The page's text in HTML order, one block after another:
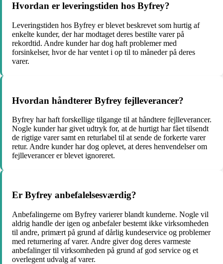
Hvordan er leveringstiden hos Byfrey?
Leveringstiden hos Byfrey er blevet beskrevet som hurtig af
enkelte kunder, der har modtaget deres bestilte varer på
rekordtid. Andre kunder har dog haft problemer med
forsinkelser, hvor de har ventet i op til to måneder på deres
varer.
Hvordan håndterer Byfrey fejlleverancer?
Byfrey har haft forskellige tilgange til at håndtere fejlleverancer.
Nogle kunder har givet udtryk for, at de hurtigt har fået tilsendt
de rigtige varer samt en returlabel til at sende de forkerte varer
retur. Andre kunder har dog oplevet, at deres henvendelser om
fejlleverancer er blevet ignoreret.
Er Byfrey anbefalelsesværdig?
Anbefalingerne om Byfrey varierer blandt kunderne. Nogle vil
aldrig handle der igen og anbefaler bestemt ikke virksomheden
til andre, primært på grund af dårlig kundeservice og problemer
med returnering af varer. Andre giver dog deres varmeste
anbefalinger til virksomheden på grund af god service og et
overlegent udvalg af varer.